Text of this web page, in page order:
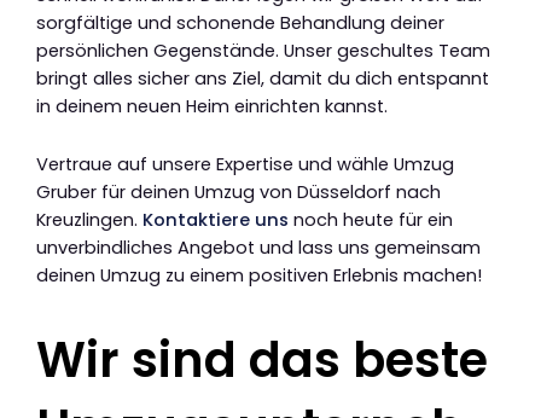
sorgfältige und schonende Behandlung deiner
persönlichen Gegenstände. Unser geschultes Team
bringt alles sicher ans Ziel, damit du dich entspannt
in deinem neuen Heim einrichten kannst.
Vertraue auf unsere Expertise und wähle Umzug
Gruber für deinen Umzug von Düsseldorf nach
Kreuzlingen. Kontaktiere uns noch heute für ein
unverbindliches Angebot und lass uns gemeinsam
deinen Umzug zu einem positiven Erlebnis machen!
Wir sind das beste